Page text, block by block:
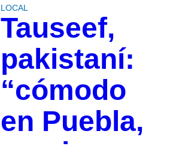
LOCAL
Tauseef,
pakistaní:
“cómodo
en Puebla,